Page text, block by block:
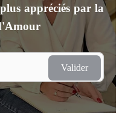
appréciés par la
Valider